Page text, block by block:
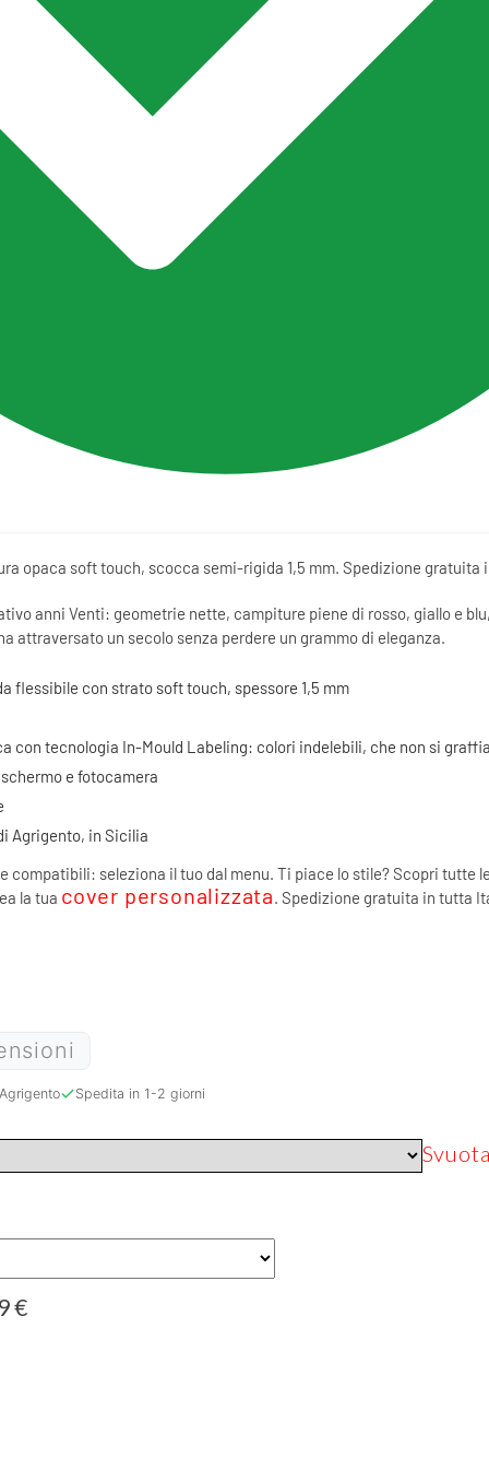
opaca soft touch, scocca semi-rigida 1,5 mm. Spedizione gratuita
anni Venti: geometrie nette, campiture piene di rosso, giallo e
attraversato un secolo senza perdere un grammo di eleganza.
flessibile con strato soft touch, spessore 1,5 mm
con tecnologia In-Mould Labeling: colori indelebili, che non si
e fotocamera
Agrigento, in Sicilia
compatibili: seleziona il tuo dal menu. Ti piace lo stile? Scopri tutte
la tua cover personalizzata. Spedizione gratuita in tutta
Spedita in 1-2 giorni
€